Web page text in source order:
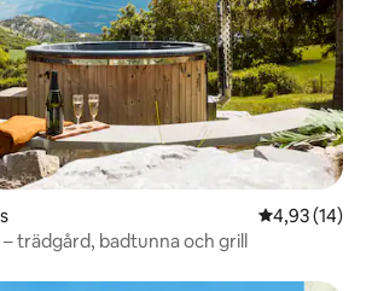
4,93 av 5 i
4,93 (14)
– trädgård, badtunna och grill